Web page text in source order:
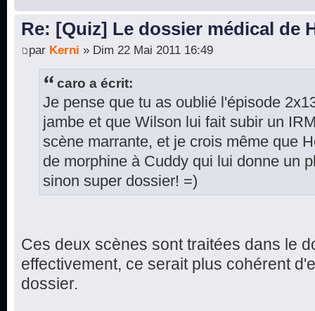
Re: [Quiz] Le dossier médical de
par Kerni » Dim 22 Mai 2011 16:49
caro a écrit:
Je pense que tu as oublié l'épisode
jambe et que Wilson lui fait subir un
scène marrante, et je crois même que
de morphine à Cuddy qui lui donne un
sinon super dossier! =)
Ces deux scènes sont traitées dans le
effectivement, ce serait plus cohérent
dossier.